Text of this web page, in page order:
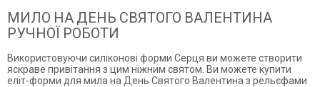
МИЛО НА ДЕНЬ СВЯТОГО ВАЛЕНТИНА
РУЧНОЇ РОБОТИ
Використовуючи силіконові форми Серця ви можете створити
яскраве привітання з цим ніжним святом. Ви можете купити
еліт-форми для мила на День Святого Валентина з рельєфами